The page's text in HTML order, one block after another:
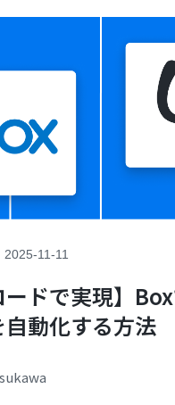
2025-11-11
ードで実現】
動化する方法